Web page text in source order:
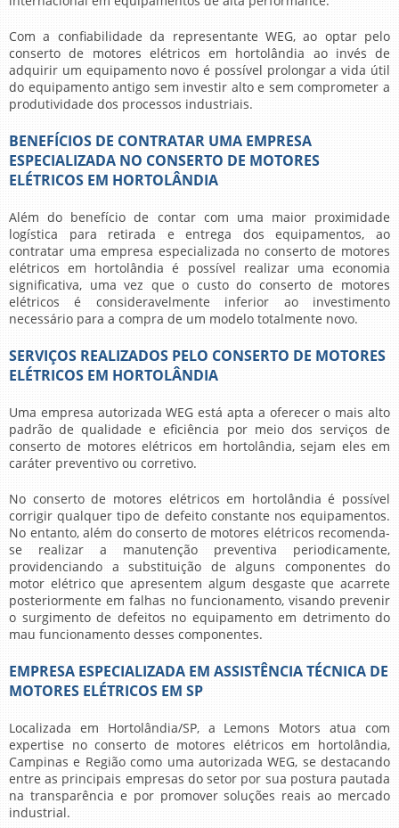
Com a confiabilidade da representante WEG, ao optar pelo
conserto de motores elétricos em hortolândia ao invés de
adquirir um equipamento novo é possível prolongar a vida útil
do equipamento antigo sem investir alto e sem comprometer a
produtividade dos processos industriais.
BENEFÍCIOS DE CONTRATAR UMA EMPRESA
ESPECIALIZADA NO CONSERTO DE MOTORES
ELÉTRICOS EM HORTOLÂNDIA
Além do benefício de contar com uma maior proximidade
logística para retirada e entrega dos equipamentos, ao
contratar uma empresa especializada no conserto de motores
elétricos em hortolândia é possível realizar uma economia
significativa, uma vez que o custo do conserto de motores
elétricos é consideravelmente inferior ao investimento
necessário para a compra de um modelo totalmente novo.
SERVIÇOS REALIZADOS PELO CONSERTO DE MOTORES
ELÉTRICOS EM HORTOLÂNDIA
Uma empresa autorizada WEG está apta a oferecer o mais alto
padrão de qualidade e eficiência por meio dos serviços de
conserto de motores elétricos em hortolândia, sejam eles em
caráter preventivo ou corretivo.
No conserto de motores elétricos em hortolândia é possível
corrigir qualquer tipo de defeito constante nos equipamentos.
No entanto, além do conserto de motores elétricos recomenda-
se realizar a manutenção preventiva periodicamente,
providenciando a substituição de alguns componentes do
motor elétrico que apresentem algum desgaste que acarrete
posteriormente em falhas no funcionamento, visando prevenir
o surgimento de defeitos no equipamento em detrimento do
mau funcionamento desses componentes.
EMPRESA ESPECIALIZADA EM ASSISTÊNCIA TÉCNICA DE
MOTORES ELÉTRICOS EM SP
Localizada em Hortolândia/SP, a Lemons Motors atua com
expertise noconserto de motores elétricos em hortolândia,
Campinas e Região como uma autorizada WEG, se destacando
entre as principais empresas do setor por sua postura pautada
na transparência e por promover soluções reais ao mercado
industrial.